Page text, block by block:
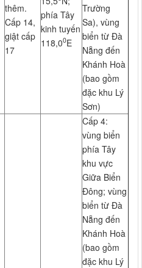
thêm.
Cấp 14,
giật cấp
17
phía Tây
kinh tuyến
118,00E
Trường
Sa), vùng
biển từ Đà
Nẵng đến
Khánh Hoà
(bao gồm
đặc khu Lý
Sơn)
Cấp 4:
vùng biển
phía Tây
khu vực
Giữa Biển
Đông; vùng
biển từ Đà
Nẵng đến
Khánh Hoà
(bao gồm
đặc khu Lý